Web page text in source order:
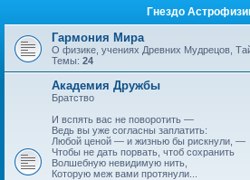
Гнездо
Гармония Мира
О физике, учениях Древних Мудрецов,
Темы: 24
Академия Дружбы
Братство
И вспять вас не поворотить —
Ведь вы уже согласны заплатить:
Любой ценой — и жизнью бы рискнули, —
Чтобы не дать порвать, чтоб сохранить
Волшебную невидимую нить,
Которую меж вами протянули...